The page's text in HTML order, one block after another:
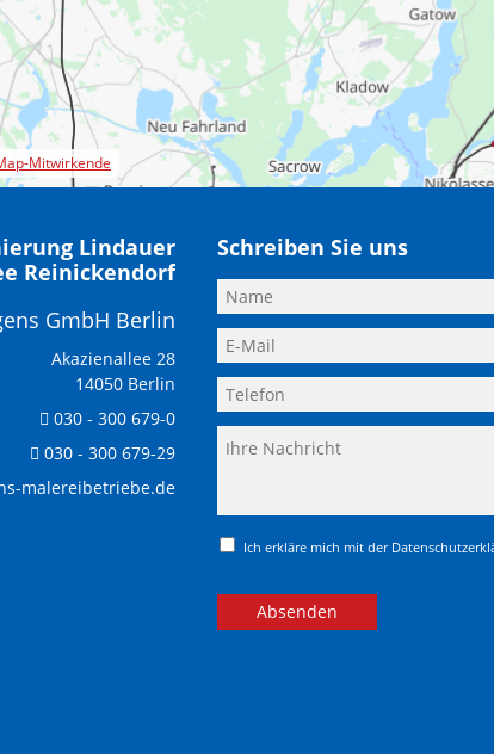
Mitwirkende
Lindauer
Reinickendorf
GmbH Berlin
Akazienallee 28
14050 Berlin
030 - 300 679-0
030 - 300 679-29
malereibetriebe.de
Schreiben Sie uns
Ich erkläre mich mit der
Absenden